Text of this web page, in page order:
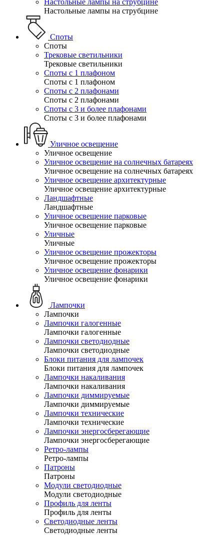
Настольные лампы на струбцине
Настольные лампы на струбцине
Споты
Споты
Трековые светильники
Трековые светильники
Споты с 1 плафоном
Споты с 1 плафоном
Споты с 2 плафонами
Споты с 2 плафонами
Споты с 3 и более плафонами
Споты с 3 и более плафонами
Уличное освещение
Уличное освещение
Уличное освещение на солнечных батареях
Уличное освещение на солнечных батареях
Уличное освещение архитектурные
Уличное освещение архитектурные
Ландшафтные
Ландшафтные
Уличное освещение парковые
Уличное освещение парковые
Уличные
Уличные
Уличное освещение прожекторы
Уличное освещение прожекторы
Уличное освещение фонарики
Уличное освещение фонарики
Лампочки
Лампочки
Лампочки галогенные
Лампочки галогенные
Лампочки светодиодные
Лампочки светодиодные
Блоки питания для лампочек
Блоки питания для лампочек
Лампочки накаливания
Лампочки накаливания
Лампочки диммируемые
Лампочки диммируемые
Лампочки технические
Лампочки технические
Лампочки энергосберегающие
Лампочки энергосберегающие
Ретро-лампы
Ретро-лампы
Патроны
Патроны
Модули светодиодные
Модули светодиодные
Профиль для ленты
Профиль для ленты
Светодиодные ленты
Светодиодные ленты